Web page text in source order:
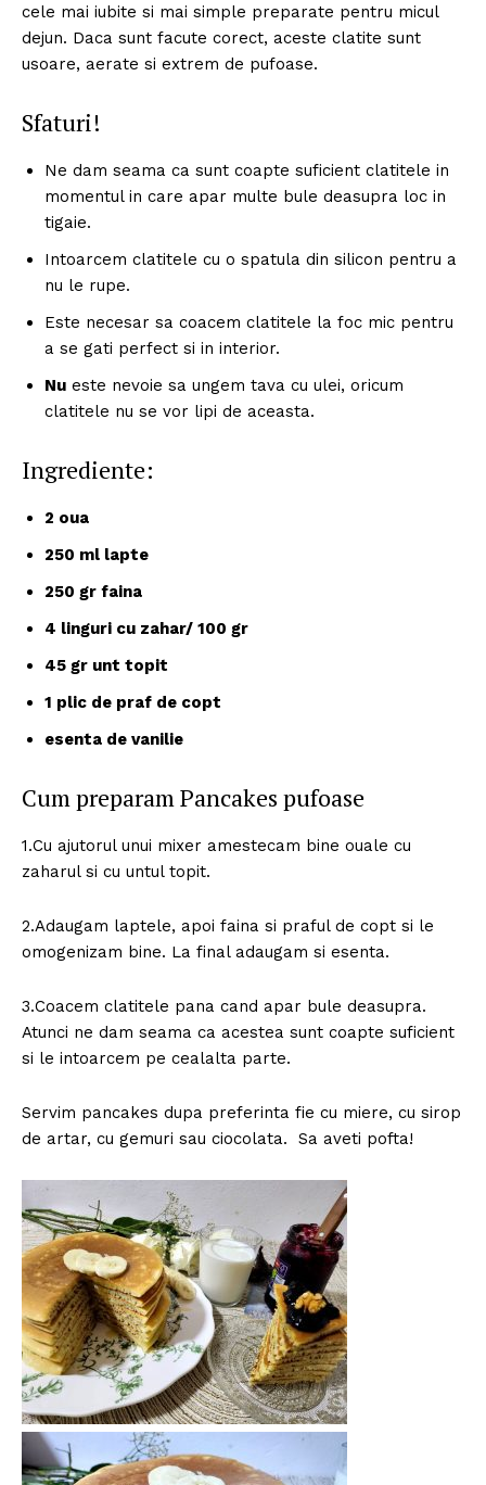
cele mai iubite si mai simple preparate pentru micul
dejun. Daca sunt facute corect, aceste clatite sunt
usoare, aerate si extrem de pufoase.
Sfaturi!
Ne dam seama ca sunt coapte suficient clatitele in
momentul in care apar multe bule deasupra loc in
tigaie.
Intoarcem clatitele cu o spatula din silicon pentru a
nu le rupe.
Este necesar sa coacem clatitele la foc mic pentru
a se gati perfect si in interior.
Nu este nevoie sa ungem tava cu ulei, oricum
clatitele nu se vor lipi de aceasta.
Ingrediente:
2 oua
250 ml lapte
250 gr faina
4 linguri cu zahar/ 100 gr
45 gr unt topit
1 plic de praf de copt
esenta de vanilie
Cum preparam Pancakes pufoase
1.Cu ajutorul unui mixer amestecam bine ouale cu
zaharul si cu untul topit.
2.Adaugam laptele, apoi faina si praful de copt si le
omogenizam bine. La final adaugam si esenta.
3.Coacem clatitele pana cand apar bule deasupra.
Atunci ne dam seama ca acestea sunt coapte suficient
si le intoarcem pe cealalta parte.
Servim pancakes dupa preferinta fie cu miere, cu sirop
de artar, cu gemuri sau ciocolata. Sa aveti pofta!